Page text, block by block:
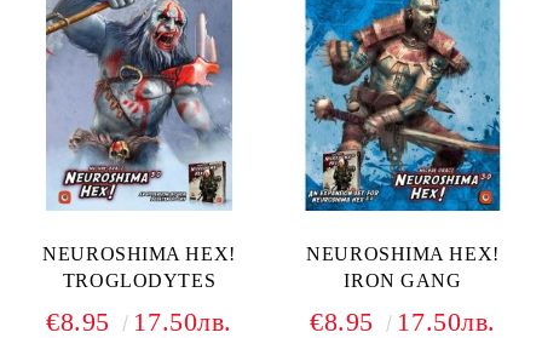
NEUROSHIMA HEX!
TROGLODYTES
€8.95 17.50лв.
NEUROSHIMA HEX!
IRON GANG
€8.95 17.50лв.